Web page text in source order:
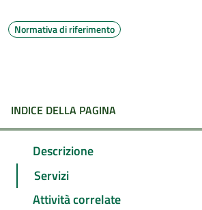
Normativa di riferimento
INDICE DELLA PAGINA
Descrizione
Servizi
Attività correlate